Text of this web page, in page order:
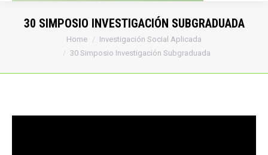
30 SIMPOSIO INVESTIGACIÓN SUBGRADUADA
Home
Investigación Social Aplicada
30 Simposio Investigación Subgraduada